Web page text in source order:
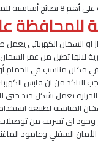
والمشاكل المنتشرة!
للمحافظة
او السخان الكهربائي يعمل
لانها تطيل من عمر
مناسب في الحمام أو
التاكد من ان قابس
يعمل بشكل جيد حتى
المناسبة لطبيعة
اى تسريب من
السفلي وعامود